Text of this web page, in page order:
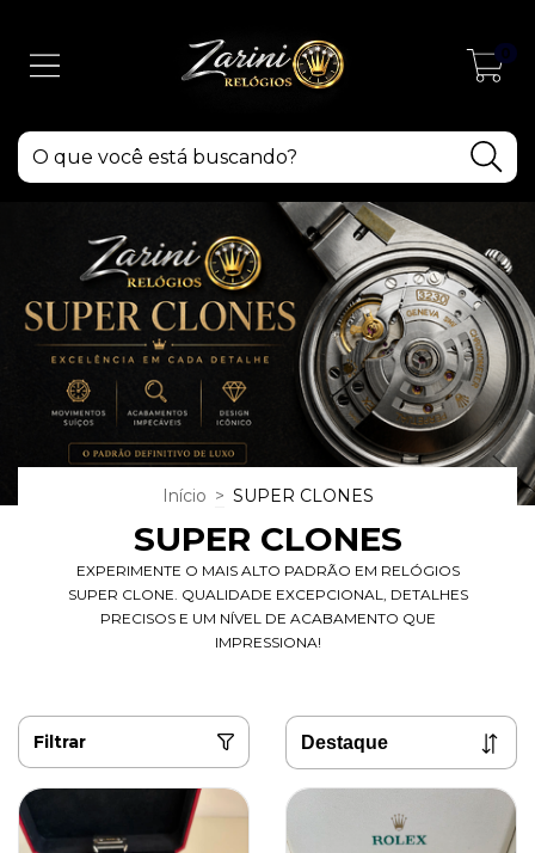
0
Início > SUPER CLONES
SUPER CLONES
EXPERIMENTE O MAIS ALTO PADRÃO EM RELÓGIOS
SUPER CLONE. QUALIDADE EXCEPCIONAL, DETALHES
PRECISOS E UM NÍVEL DE ACABAMENTO QUE
IMPRESSIONA!
Filtrar